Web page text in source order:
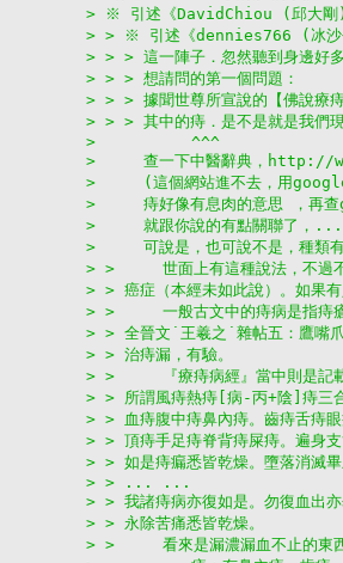
> ※ 引述《DavidChiou (邱大剛)
> > ※ 引述《dennies766 (冰沙
> > > 這一陣子．忽然聽到身邊好
> > > 想請問的第一個問題：
> > > 據聞世尊所宣說的【佛說療
> > > 其中的痔．是不是就是我們
>          ^^^
>     查一下中醫辭典，
>     (這個網站進不去，用
>     痔好像有息肉的意思 ，再查
>     就跟你說的有點關聯了，
>     可說是，也可說不是，種類有
> >     世面上有這種說法，不過不
> > 癌症（本經未如此說）。如果
> >     一般古文中的痔病是指痔
> > 全晉文˙王羲之˙雜帖五：鷹嘴
> > 治痔漏，有驗。
> >     『療痔病經』當中則是記
> > 所謂風痔熱痔[病-丙+陰]痔三
> > 血痔腹中痔鼻內痔。齒痔舌痔
> > 頂痔手足痔脊背痔屎痔。遍身
> > 如是痔瘺悉皆乾燥。墮落消滅
> > ... ...
> > 我諸痔病亦復如是。勿復血出
> > 永除苦痛悉皆乾燥。
> >     看來是漏濃漏血不止的東